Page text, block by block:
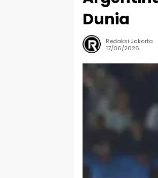
Dunia
Redaksi Jakarta
17/06/2026